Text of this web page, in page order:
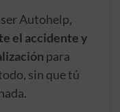
Autohelp,
el accidente y
para
sin que tú